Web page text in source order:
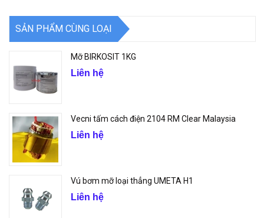
SẢN PHẨM CÙNG LOẠI
Mỡ BIRKOSIT 1KG
Liên hệ
Vecni tấm cách điện 2104 RM Clear Malaysia
Liên hệ
Vú bơm mỡ loại thẳng UMETA H1
Liên hệ